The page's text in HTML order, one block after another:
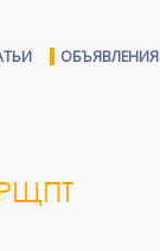
ОБЪЯВЛЕНИЯ